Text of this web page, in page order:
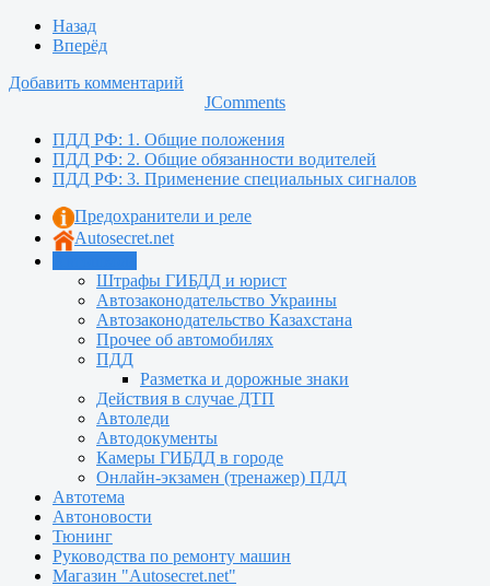
Назад
Вперёд
Добавить комментарий
JComments
ПДД РФ: 1. Общие положения
ПДД РФ: 2. Общие обязанности водителей
ПДД РФ: 3. Применение специальных сигналов
Предохранители и реле
Autosecret.net
Штрафы ГИБДД и юрист
Автозаконодательство Украины
Автозаконодательство Казахстана
Прочее об автомобилях
ПДД
Разметка и дорожные знаки
Действия в случае ДТП
Автоледи
Автодокументы
Камеры ГИБДД в городе
Онлайн-экзамен (тренажер) ПДД
Автотема
Автоновости
Тюнинг
Руководства по ремонту машин
Магазин "Autosecret.net"